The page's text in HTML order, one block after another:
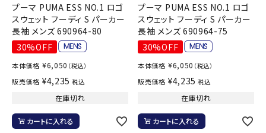
プーマ PUMA ESS NO.1 ロゴ
スウェット フーディ S パーカー
長袖 メンズ 690964-80
30%OFF
本体価格 ¥6,050 （税込）
販売価格 ¥4,235 税込
在庫切れ
カートに入れる
プーマ PUMA ESS NO.1 ロゴ
スウェット フーディ S パーカー
長袖 メンズ 690964-75
30%OFF
本体価格 ¥6,050 （税込）
販売価格 ¥4,235 税込
在庫切れ
カートに入れる